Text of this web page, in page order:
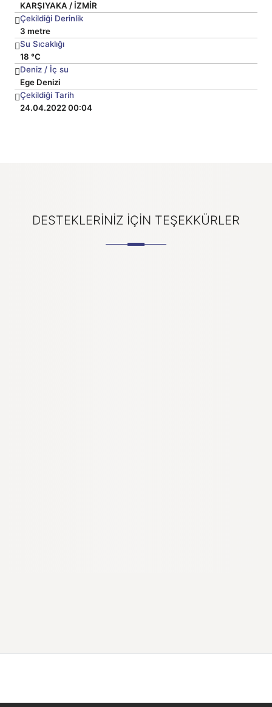
KARŞIYAKA / İZMİR
Çekildiği Derinlik
3 metre
Su Sıcaklığı
18 °C
Deniz / İç su
Ege Denizi
Çekildiği Tarih
24.04.2022 00:04
DESTEKLERINIZ IÇIN TEŞEKKÜRLER